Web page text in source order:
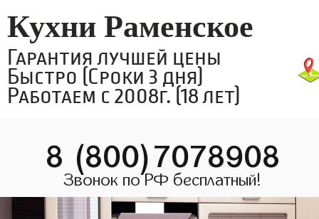
Кухни Раменское
Гарантия лучшей цены
Быстро (Сроки 3 дня)
Работаем с 2008г. (18 лет)
8 (800)7078908
Звонок по РФ бесплатный!